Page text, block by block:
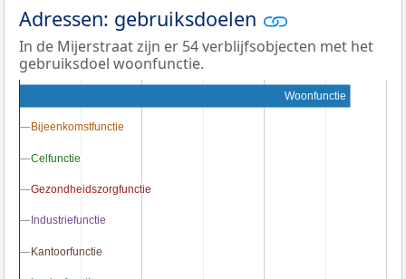
Adressen: gebruiksdoelen
In de Mijerstraat zijn er 54 verblijfsobjecten met het
gebruiksdoel woonfunctie.
Woonfunctie
Bijeenkomstfunctie
Bijeenkomstfunctie
Celfunctie
Celfunctie
Gezondheidszorgfunctie
Gezondheidszorgfunctie
Industriefunctie
Industriefunctie
Kantoorfunctie
Kantoorfunctie